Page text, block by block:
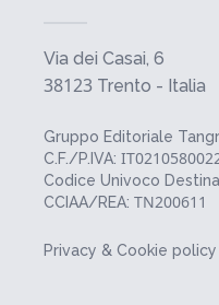
Via dei Casai, 6
38123 Trento - Italia
Gruppo Editoriale
C.F./P.IVA:
Codice Univoco
CCIAA/REA: TN200611
Privacy & Cookie policy